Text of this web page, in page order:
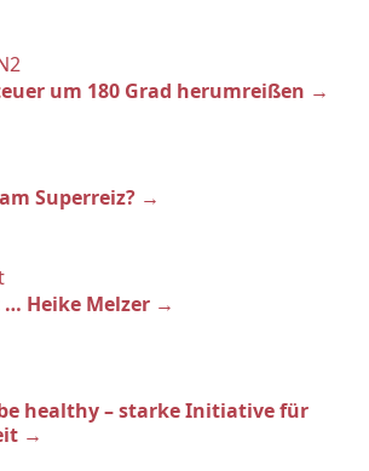
um 180 Grad herumreißen →
Superreiz? →
Heike Melzer →
healthy – starke Initiative für
→